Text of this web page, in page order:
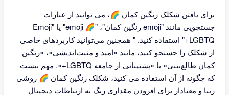
برای یافتن شکلک رنگین کمان 🌈، می توانید از عبارات
جستجویی مانند "emoji رنگین کمان"، "🌈 emoji" یا "Emoji
LGBTQ+" استفاده کنید. " همچنین می‌توانید کاربردهای خاصی
از شکلک را جستجو کنید، مانند «امید و مثبت‌اندیشی»، «رنگین
کمان طالع‌بینی» یا «پشتیبانی از جامعه LGBTQ+». مهم نیست
که چگونه از آن استفاده می کنید، شکلک رنگین کمان 🌈 روشی
زیبا و معنادار برای افزودن مقداری رنگ به ارتباطات دیجیتال